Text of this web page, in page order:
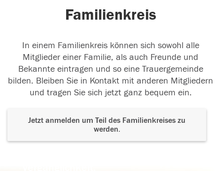
Familienkreis
In einem Familienkreis können sich sowohl alle
Mitglieder einer Familie, als auch Freunde und
Bekannte eintragen und so eine Trauergemeinde
bilden. Bleiben Sie in Kontakt mit anderen Mitgliedern
und tragen Sie sich jetzt ganz bequem ein.
Jetzt anmelden um Teil des Familienkreises zu
werden.